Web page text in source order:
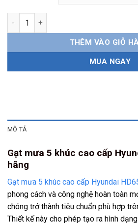
Gạt mưa 5 khúc Hyundai HD650 chính
THÊM VÀO GIỎ
MUA NGAY
MÔ TẢ
Gạt mưa 5 khúc cao cấp
hãng
Gạt mưa 5 khúc cao cấp Hyundai
phong cách và công nghệ hoàn toàn
chóng trở thành tiêu chuẩn phù hợp
Thiết kế này cho phép tạo ra hình